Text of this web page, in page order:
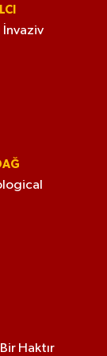
İnvaziv
Haktır